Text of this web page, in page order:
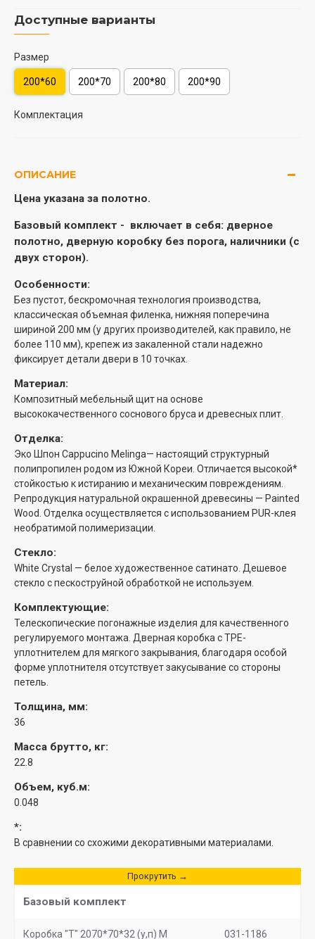
Доступные варианты
Размер
200*60 200*70 200*80 200*90
Комплектация
ОПИСАНИЕ
Цена указана за полотно.
Базовый комплект - включает в себя: дверное
полотно, дверную коробку без порога, наличники (с
двух сторон).
Особенности:
Без пустот, бескромочная технология производства,
классическая объемная филенка, нижняя поперечина
шириной 200 мм (у других производителей, как правило, не
более 110 мм), крепеж из закаленной стали надежно
фиксирует детали двери в 10 точках.
Материал:
Композитный мебельный щит на основе
высококачественного соснового бруса и древесных плит.
Отделка:
Эко Шпон Cappucino Melinga— настоящий структурный
полипропилен родом из Южной Кореи. Отличается высокой*
стойкостью к истиранию и механическим повреждениям.
Репродукция натуральной окрашенной древесины — Painted
Wood. Отделка осуществляется с использованием PUR-клея
необратимой полимеризации.
Стекло:
White Сrystal — белое художественное сатинато. Дешевое
стекло с пескоструйной обработкой не используем.
Комплектующие:
Телескопические погонажные изделия для качественного
регулируемого монтажа. Дверная коробка с TPE-
уплотнителем для мягкого закрывания, благодаря особой
форме уплотнителя отсутствует закусывание со стороны
петель.
Толщина, мм:
36
Масса брутто, кг:
22.8
Объем, куб.м:
0.048
*:
В сравнении со схожими декоративными материалами.
Прокрутить →
Базовый комплект
Коробка "Т" 2070*70*32 (у,п) М 031-1186